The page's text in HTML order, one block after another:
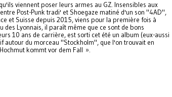
viennent poser leurs armes au GZ. Insensibles aux
Post-Punk tradi' et Shoegaze matiné d'un son "4AD",
et Suisse depuis 2015, viens pour la première fois à
des Lyonnais, il paraît même que ce sont de bons
10 ans de carrière, est sorti cet été un album (eux-aussi
autour du morceau "Stockholm", que l'on trouvait en
kommt vor dem Fall ».